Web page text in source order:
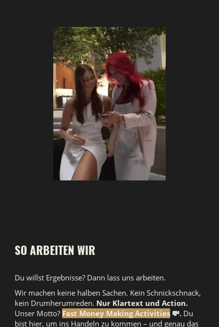
SO ARBEITEN WIR
Du willst Ergebnisse? Dann lass uns arbeiten.
Wir machen keine halben Sachen. Kein Schnickschnack,
kein Drumherumreden. Nur Klartext und Action.
Unser Motto? Fast Money Making Activities 💸. Du
bist hier, um ins Handeln zu kommen – und genau das